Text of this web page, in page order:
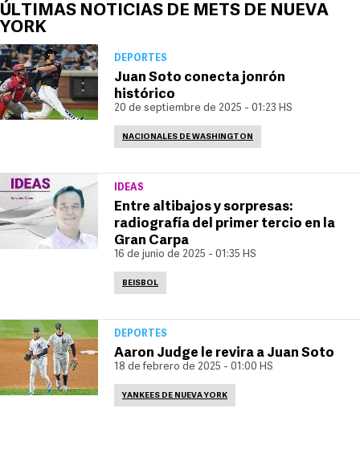
ÚLTIMAS NOTICIAS DE METS DE NUEVA
YORK
DEPORTES
Juan Soto conecta jonrón
histórico
20 de septiembre de 2025 - 01:23 HS
NACIONALES DE WASHINGTON
IDEAS
Entre altibajos y sorpresas:
radiografía del primer tercio en la
Gran Carpa
16 de junio de 2025 - 01:35 HS
BEISBOL
DEPORTES
Aaron Judge le revira a Juan Soto
18 de febrero de 2025 - 01:00 HS
YANKEES DE NUEVA YORK